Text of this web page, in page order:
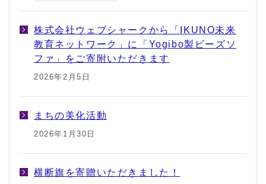
株式会社ウェブシャークから「IKUNO未来
教育ネットワーク」に「Yogibo製ビーズソ
ファ」をご寄附いただきます
2026年2月5日
まちの美化活動
2026年1月30日
横断旗を寄贈いただきました！